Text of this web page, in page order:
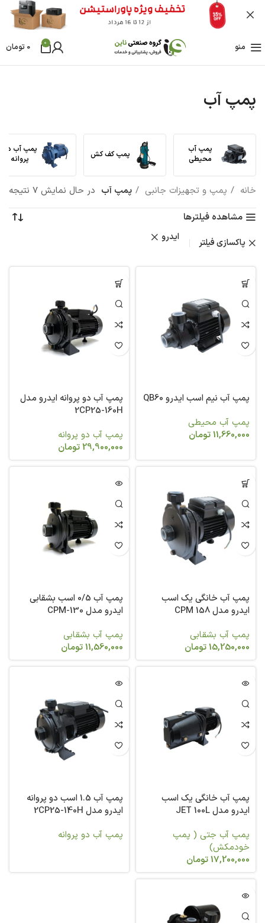
منو 0
0 تومان
پمپ آب
پمپ آب
محیطی
پمپ کف کش
پمپ آب دو
پروانه
خانه پمپ و تجهیزات جانبی پمپ آب در حال نمایش 7 نتیجه
مشاهده فیلترها
پاکسازی فیلتر ایدرو
پمپ آب نیم اسب ایدرو QB60
پمپ آب محیطی
11,660,000تومان
پمپ آب دو پروانه ایدرو مدل
2CP25-160H
پمپ آب دو پروانه
29,900,000تومان
پمپ آب خانگی یک اسب
ایدرو مدل CPM 158
پمپ آب بشقابی
15,250,000تومان
پمپ آب 0/5 اسب بشقابی
ایدرو مدل CPM-130
پمپ آب بشقابی
11,560,000تومان
پمپ آب خانگی یک اسب
ایدرو مدل JET 100L
پمپ آب جتی ( پمپ
خودمکش)
17,200,000تومان
پمپ آب 1.5 اسب دو پروانه
ایدرو مدل 2CP25-140H
پمپ آب دو پروانه